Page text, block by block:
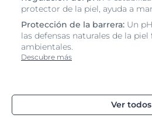
protector de la piel, ayuda a
Protección de la barrera: Un
las defensas naturales de la
ambientales.
Descubre más
Ver todos